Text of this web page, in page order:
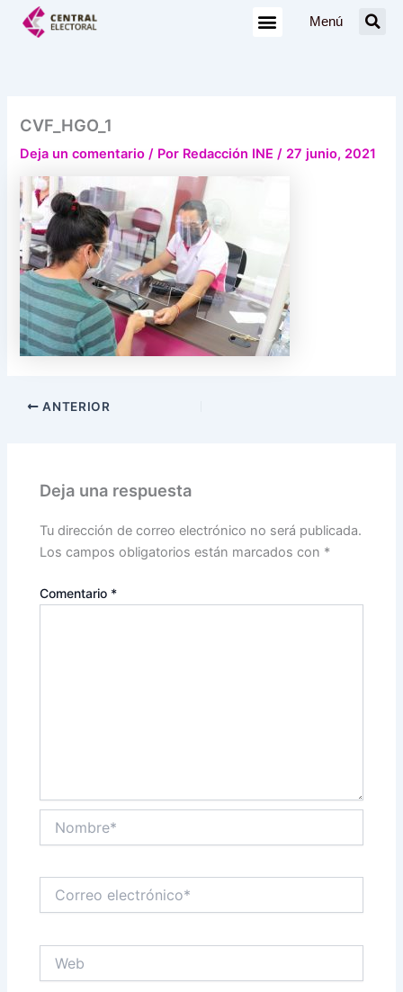
Menú
CVF_HGO_1
Deja un comentario / Por Redacción INE/ 27 junio, 2021
ANTERIOR
Deja una respuesta
Tu dirección de correo electrónico no será publicada.
Los campos obligatorios están marcados con *
Comentario *
electrónico*